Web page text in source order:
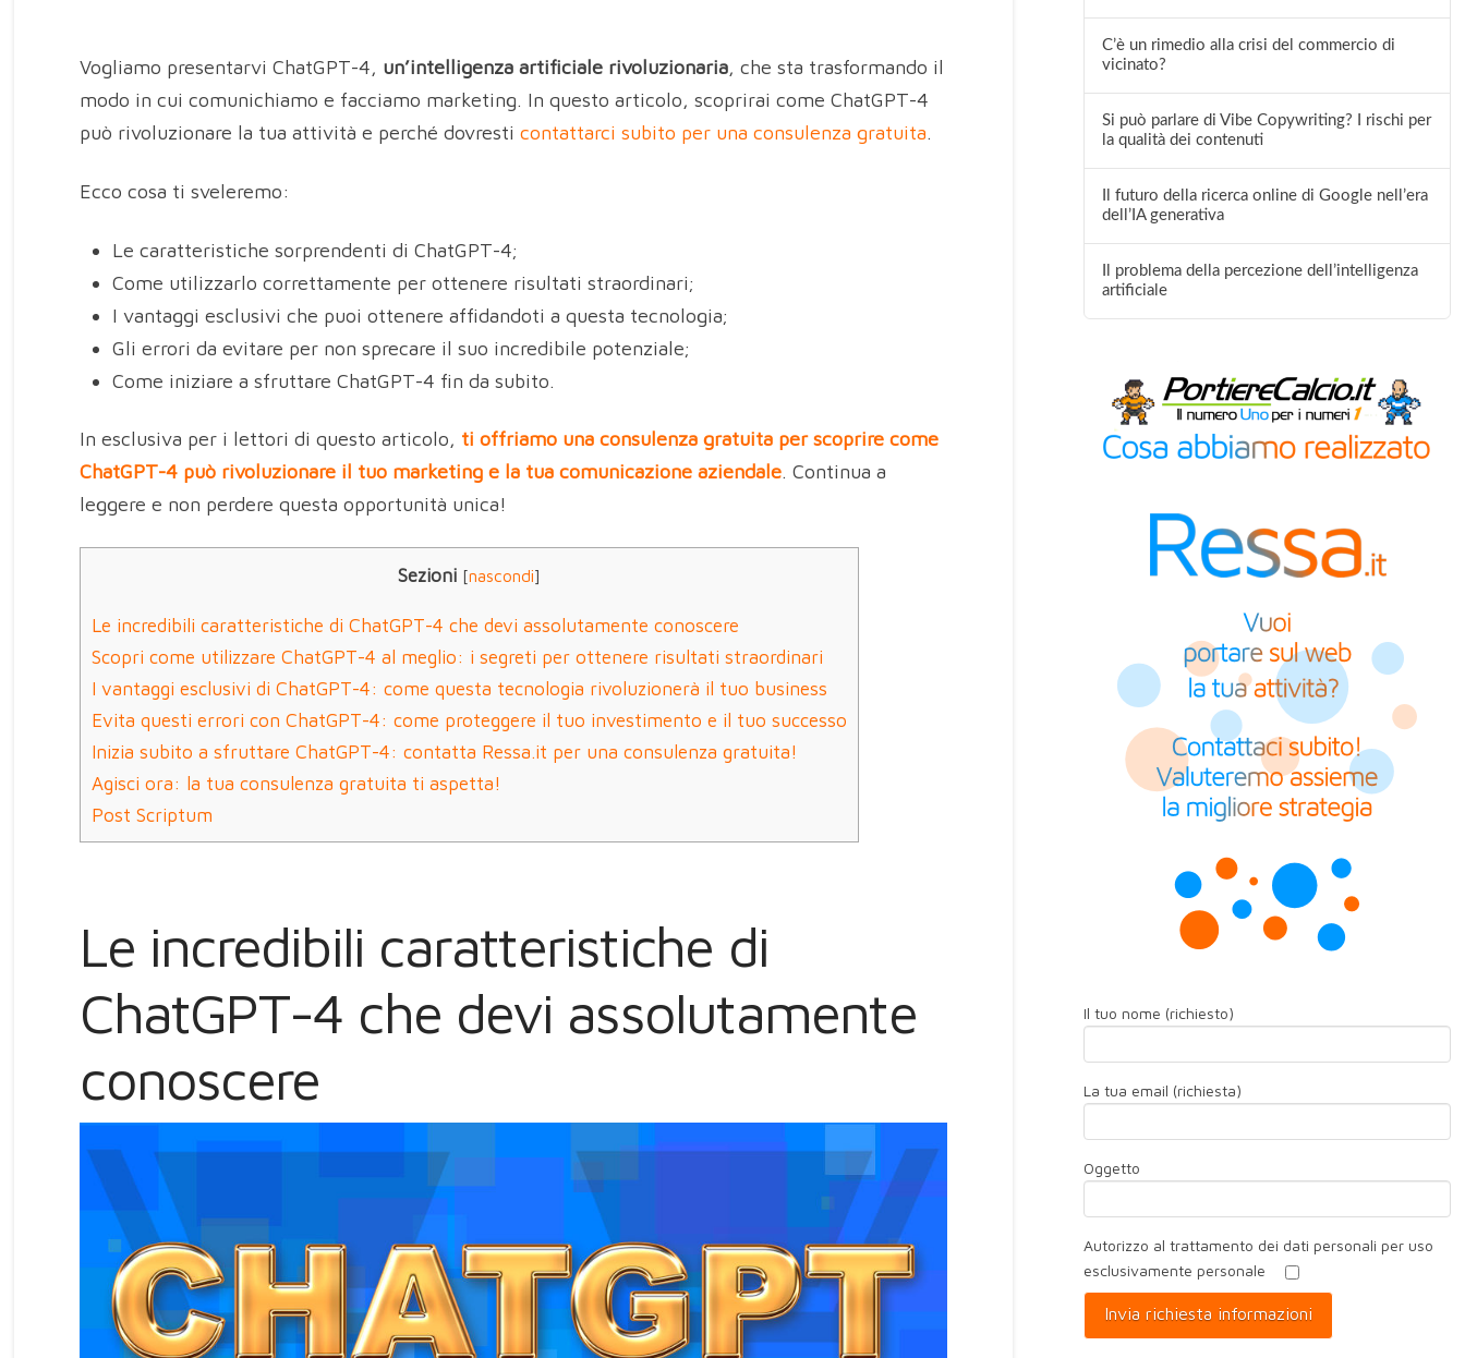
Vogliamo presentarvi ChatGPT-4, un’intelligenza artificiale rivoluzionaria, che sta trasformando il
modo in cui comunichiamo e facciamo marketing. In questo articolo, scoprirai come ChatGPT-4
può rivoluzionare la tua attività e perché dovresticontattarci subito per una consulenza gratuita.
Ecco cosa ti sveleremo:
Le caratteristiche sorprendenti di ChatGPT-4;
Come utilizzarlo correttamente per ottenere risultati straordinari;
I vantaggi esclusivi che puoi ottenere affidandoti a questa tecnologia;
Gli errori da evitare per non sprecare il suo incredibile potenziale;
Come iniziare a sfruttare ChatGPT-4 fin da subito.
In esclusiva per i lettori di questo articolo, ti offriamo una consulenza gratuita per scoprire come
ChatGPT-4 può rivoluzionare il tuo marketing e la tua comunicazione aziendale. Continua a
leggere e non perdere questa opportunità unica!
Sezioni [nascondi]
Le incredibili caratteristiche di ChatGPT-4 che devi assolutamente conoscere
Scopri come utilizzare ChatGPT-4 al meglio: i segreti per ottenere risultati straordinari
I vantaggi esclusivi di ChatGPT-4: come questa tecnologia rivoluzionerà il tuo business
Evita questi errori con ChatGPT-4: come proteggere il tuo investimento e il tuo successo
Inizia subito a sfruttare ChatGPT-4: contatta Ressa.it per una consulenza gratuita!
Agisci ora: la tua consulenza gratuita ti aspetta!
Post Scriptum
Le incredibili caratteristiche di
ChatGPT-4 che devi assolutamente
conoscere
C’è un rimedio alla crisi del commercio di
vicinato?
Si può parlare di Vibe Copywriting? I rischi per
la qualità dei contenuti
Il futuro della ricerca online di Google nell’era
dell’IA generativa
Il problema della percezione dell’intelligenza
artificiale
Il tuo nome (richiesto)
La tua email (richiesta)
Oggetto
Autorizzo al trattamento dei dati personali per uso
esclusivamente personale